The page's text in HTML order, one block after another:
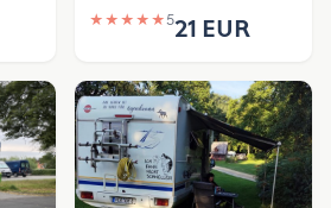
★ ★ ★ ★ ★521 EUR